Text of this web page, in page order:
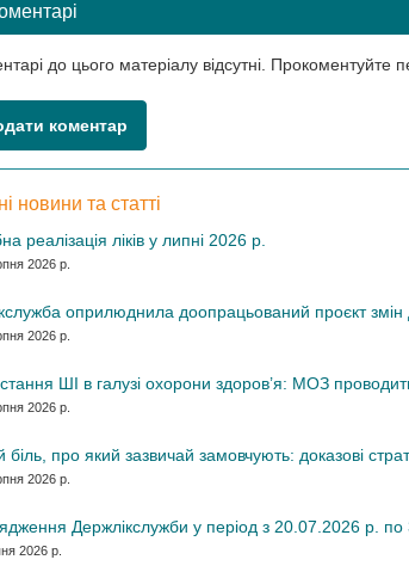
до цього матеріалу відсутні. Прокоментуйте
коментар
новини та статті
реалізація ліків у липні 2026 р.
2026 р.
оприлюднила доопрацьований проєкт змін
2026 р.
ШІ в галузі охорони здоров’я: МОЗ
2026 р.
біль, про який зазвичай замовчують: доказові
2026 р.
Держлікслужби у період з 20.07.2026 р. по
2026 р.